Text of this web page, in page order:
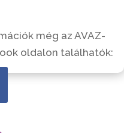
még az AVAZ-
oldalon találhatók: